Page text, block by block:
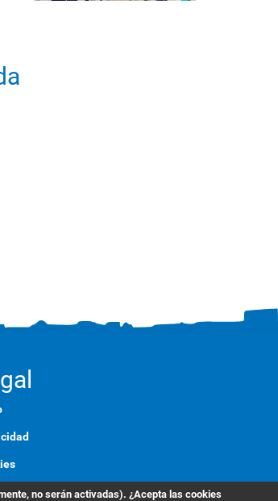
no serán activadas). ¿Acepta las cookies